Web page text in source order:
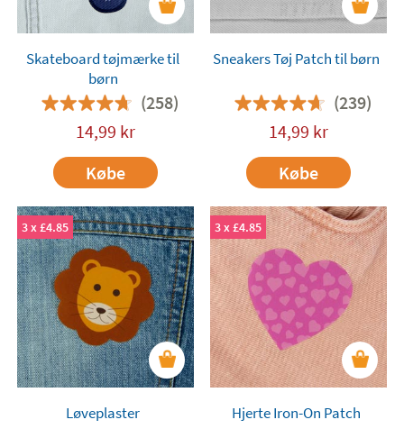
Skateboard tøjmærke til
børn
(258)
14,99 kr
Købe
Sneakers Tøj Patch til børn
(239)
14,99 kr
Købe
3 x £4.85
Løveplaster
3 x £4.85
Hjerte Iron-On Patch